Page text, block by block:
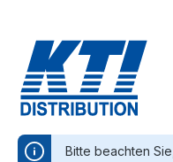
Bitte beachten